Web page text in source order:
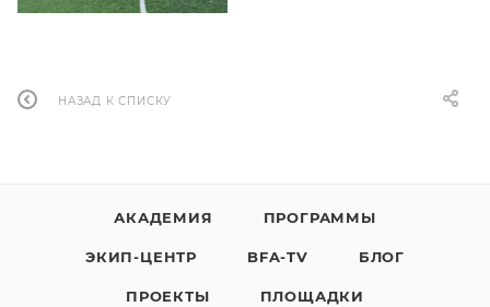
НАЗАД К СПИСКУ
АКАДЕМИЯ ПРОГРАММЫ
ЭКИП-ЦЕНТР BFA-TV БЛОГ
ПРОЕКТЫ ПЛОЩАДКИ